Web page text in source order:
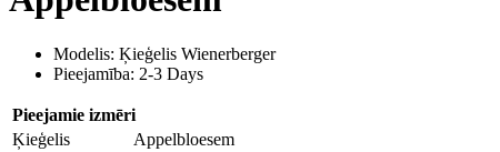
Modelis: Ķieģelis Wienerberger
Pieejamība: 2-3 Days
Pieejamie izmēri
Ķieģelis
Appelbloesem